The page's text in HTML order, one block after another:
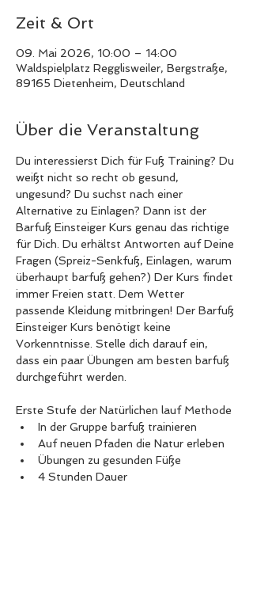
Zeit & Ort
09. Mai 2026, 10:00 – 14:00
Waldspielplatz Regglisweiler, Bergstraße,
89165 Dietenheim, Deutschland
Über die Veranstaltung
Du interessierst Dich für Fuß Training? Du
weißt nicht so recht ob gesund,
ungesund? Du suchst nach einer
Alternative zu Einlagen? Dann ist der
Barfuß Einsteiger Kurs genau das richtige
für Dich. Du erhältst Antworten auf Deine
Fragen (Spreiz-Senkfuß, Einlagen, warum
überhaupt barfuß gehen?) Der Kurs findet
immer Freien statt. Dem Wetter
passende Kleidung mitbringen! Der Barfuß
Einsteiger Kurs benötigt keine
Vorkenntnisse. Stelle dich darauf ein,
dass ein paar Übungen am besten barfuß
durchgeführt werden.
​Erste Stufe der Natürlichen lauf Methode
In der Gruppe barfuß trainieren
Auf neuen Pfaden die Natur erleben
Übungen zu gesunden Füße
4 Stunden Dauer